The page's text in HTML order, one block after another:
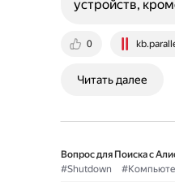
0
устройств,
Читать далее
Вопрос для Поиска с
#Shutdown